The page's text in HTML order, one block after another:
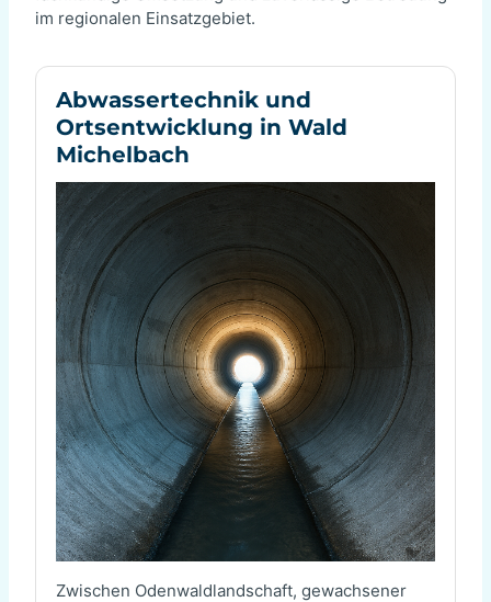
im regionalen Einsatzgebiet.
Abwassertechnik und
Ortsentwicklung in Wald
Michelbach
Zwischen Odenwaldlandschaft, gewachsener